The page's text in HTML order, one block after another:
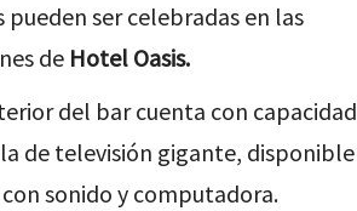
ser celebradas en las
de Hotel Oasis.
del bar cuenta con capacidad
de televisión gigante, disponible
sonido y computadora.